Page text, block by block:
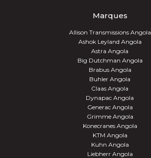
Marques
Allison Transmissions Angola
Ashok Leyland Angola
Astra Angola
Big Dutchman Angola
Brabus Angola
Buhler Angola
Claas Angola
Dynapac Angola
Generac Angola
Grimme Angola
Konecranes Angola
KTM Angola
Kuhn Angola
Liebherr Angola